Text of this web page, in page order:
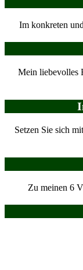
Im konkreten
Mein liebevolles
Setzen Sie sich
Zu meinen 6